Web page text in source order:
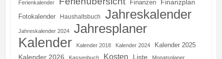
Ferienkalender Finanzen Finanzplan
Fotokalender Haushaltsbuch Jahreskalender
Jahreskalender 2024 Jahresplaner
Kalender Kalender 2018 Kalender 2024 Kalender 2025
Kalender 2026 Kassenbuch Kosten Liste Monatsplaner